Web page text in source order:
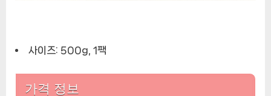
사이즈: 500g, 1팩
가격 정보